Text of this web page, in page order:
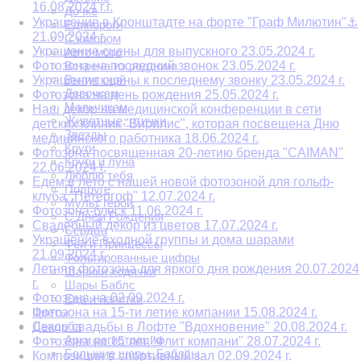
Дочке
Единороги
С юмором
Авто-мото
Встреча из роддома
Выпускной
Девочкам
Мальчикам
Животные, птички
Звезды
Круги
Круги и луна
Люблю тебя
Подруге
Мульт герои
С Днем Рождения
Сердца
Феи и Принцессы
Фольгированные цифры
Шарики ходячки
Шары Баблс
Еда и напитки
Цветы
Свадьба
Арки регистрации
Большие шары. Баблсы
16.08.2024 г.г.
Украшение в Кронштадте на форте "Граф Милютин"⚓
21.09.2024 г.
Украшение сцены для выпускного 23.05.2024 г.
Фотозона на последний звонок 23.05.2024 г.
Украшение сцены к последнему звонку 23.05.2024 г.
Фотозона на день рождения 25.05.2024 г.
Наш декор на медицинской конференции в сети
детских клиник "Вирилис", которая посвещена Дню
медицинского работника 18.06.2024 г.
Фотозона посвященная 20-летию бренда "CAIMAN"
22.06.2024 г.
Едем в лето с нашей новой фотозоной для гольф-
клуба "Петергоф" 12.07.2024 г.
Фотозона-блеск 11.06.2024 г.
Свадебный декор из цветов 17.07.2024 г.
Украшение входной группы и дома шарами
21.09.2024 г.
Летняя фотозона для яркого дня рождения 20.07.2024
г.
Фотозона на 02.09.2024 г.
Фотозона на 15-ти летие компании 15.08.2024 г.
Декор свадьбы в Лофте "Вдохновение" 20.08.2024 г.
Фотозона на 15 лет "Флит компани" 28.07.2024 г.
Композиция в спортивный зал 02.09.2024 г.